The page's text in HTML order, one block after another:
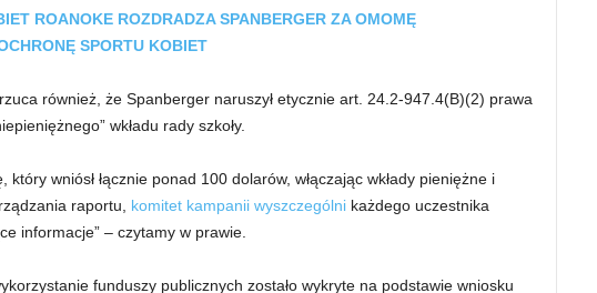
ROANOKE ROZDRADZA SPANBERGER ZA OMOMĘ
SPORTU KOBIET
również, że Spanberger naruszył etycznie art. 24.2-947.4(B)(2) prawa
wkładu rady szkoły.
który wniósł łącznie ponad 100 dolarów, włączając wkłady pieniężne i
raportu, komitet kampanii wyszczególnikażdego uczestnika
informacje” – czytamy w prawie.
funduszy publicznych zostało wykryte na podstawie wniosku